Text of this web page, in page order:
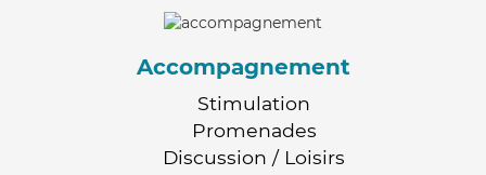
Accompagnement
Stimulation
Promenades
Discussion / Loisirs